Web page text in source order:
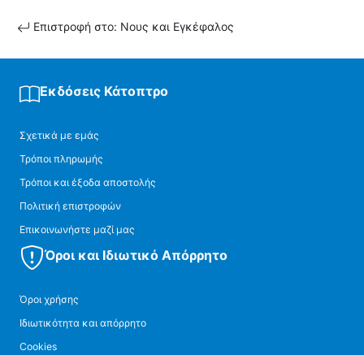
Επιστροφή στο: Νους και Εγκέφαλος
Εκδόσεις Κάτοπτρο
Σχετικά με εμάς
Τρόποι πληρωμής
Τρόποι και έξοδα αποστολής
Πολιτική επιστροφών
Επικοινωνήστε μαζί μας
Όροι και Ιδιωτικό Απόρρητο
Όροι χρήσης
Ιδιωτικότητα και απόρρητο
Cookies